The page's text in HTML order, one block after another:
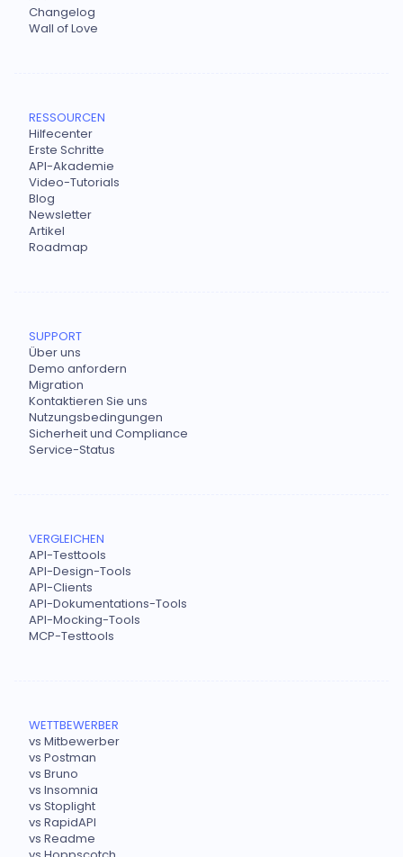
Changelog
Wall of Love
RESSOURCEN
Hilfecenter
Erste Schritte
API-Akademie
Video-Tutorials
Blog
Newsletter
Artikel
Roadmap
SUPPORT
Über uns
Demo anfordern
Migration
Kontaktieren Sie uns
Nutzungsbedingungen
Sicherheit und Compliance
Service-Status
VERGLEICHEN
API-Testtools
API-Design-Tools
API-Clients
API-Dokumentations-Tools
API-Mocking-Tools
MCP-Testtools
WETTBEWERBER
vs Mitbewerber
vs Postman
vs Bruno
vs Insomnia
vs Stoplight
vs RapidAPI
vs Readme